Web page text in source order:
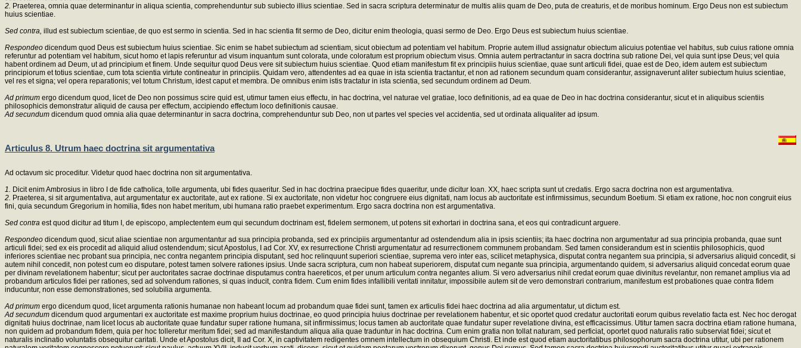
2. Praeterea, omnia quae determinantur in aliqua scientia, comprehenduntur sub subiecto illius scientiae. Sed in sacra scriptura determinatur de multis aliis quam de Deo, puta de creaturis, et de moribus hominum. Ergo Deus non est subiectum
huius scientiae.
Sed contra, illud est subiectum scientiae, de quo est sermo in scientia. Sed in hac scientia fit sermo de Deo, dicitur enim theologia, quasi sermo de Deo. Ergo Deus est subiectum huius scientiae.
Respondeo dicendum quod Deus est subiectum huius scientiae. Sic enim se habet subiectum ad scientiam, sicut obiectum ad potentiam vel habitum. Proprie autem illud assignatur obiectum alicuius potentiae vel habitus, sub cuius ratione omnia
referuntur ad potentiam vel habitum, sicut homo et lapis referuntur ad visum inquantum sunt colorata, unde coloratum est proprium obiectum visus. Omnia autem pertractantur in sacra doctrina sub ratione Dei, vel quia sunt ipse Deus; vel quia
habent ordinem ad Deum, ut ad principium et finem. Unde sequitur quod Deus vere sit subiectum huius scientiae. Quod etiam manifestum fit ex principiis huius scientiae, quae sunt articuli fidei, quae est de Deo, idem autem est subiectum
principiorum et totius scientiae, cum tota scientia virtute contineatur in principiis. Quidam vero, attendentes ad ea quae in ista scientia tractantur, et non ad rationem secundum quam considerantur, assignaverunt aliter subiectum huius scientiae,
vel res et signa; vel opera reparationis; vel totum Christum, idest caput et membra. De omnibus enim istis tractatur in ista scientia, sed secundum ordinem ad Deum.
Ad primum ergo dicendum quod, licet de Deo non possimus scire quid est, utimur tamen eius effectu, in hac doctrina, vel naturae vel gratiae, loco definitionis, ad ea quae de Deo in hac doctrina considerantur, sicut et in aliquibus scientiis
philosophicis demonstratur aliquid de causa per effectum, accipiendo effectum loco definitionis causae.
Ad secundum dicendum quod omnia alia quae determinantur in sacra doctrina, comprehenduntur sub Deo, non ut partes vel species vel accidentia, sed ut ordinata aliqualiter ad ipsum.
Articulus 8. Utrum haec doctrina sit argumentativa
Ad octavum sic proceditur. Videtur quod haec doctrina non sit argumentativa.
1. Dicit enim Ambrosius in libro I de fide catholica, tolle argumenta, ubi fides quaeritur. Sed in hac doctrina praecipue fides quaeritur, unde dicitur Ioan. XX, haec scripta sunt ut credatis. Ergo sacra doctrina non est argumentativa.
2. Praeterea, si sit argumentativa, aut argumentatur ex auctoritate, aut ex ratione. Si ex auctoritate, non videtur hoc congruere eius dignitati, nam locus ab auctoritate est infirmissimus, secundum Boetium. Si etiam ex ratione, hoc non congruit eius
fini, quia secundum Gregorium in homilia, fides non habet meritum, ubi humana ratio praebet experimentum. Ergo sacra doctrina non est argumentativa.
Sed contra est quod dicitur ad titum I, de episcopo, amplectentem eum qui secundum doctrinam est, fidelem sermonem, ut potens sit exhortari in doctrina sana, et eos qui contradicunt arguere.
Respondeo dicendum quod, sicut aliae scientiae non argumentantur ad sua principia probanda, sed ex principiis argumentantur ad ostendendum alia in ipsis scientiis; ita haec doctrina non argumentatur ad sua principia probanda, quae sunt
articuli fidei; sed ex eis procedit ad aliquid aliud ostendendum; sicut Apostolus, I ad Cor. XV, ex resurrectione Christi argumentatur ad resurrectionem communem probandam. Sed tamen considerandum est in scientiis philosophicis, quod
inferiores scientiae nec probant sua principia, nec contra negantem principia disputant, sed hoc relinquunt superiori scientiae, suprema vero inter eas, scilicet metaphysica, disputat contra negantem sua principia, si adversarius aliquid concedit, si
autem nihil concedit, non potest cum eo disputare, potest tamen solvere rationes ipsius. Unde sacra scriptura, cum non habeat superiorem, disputat cum negante sua principia, argumentando quidem, si adversarius aliquid concedat eorum quae
per divinam revelationem habentur; sicut per auctoritates sacrae doctrinae disputamus contra haereticos, et per unum articulum contra negantes alium. Si vero adversarius nihil credat eorum quae divinitus revelantur, non remanet amplius via ad
probandum articulos fidei per rationes, sed ad solvendum rationes, si quas inducit, contra fidem. Cum enim fides infallibili veritati innitatur, impossibile autem sit de vero demonstrari contrarium, manifestum est probationes quae contra fidem
inducuntur, non esse demonstrationes, sed solubilia argumenta.
Ad primum ergo dicendum quod, licet argumenta rationis humanae non habeant locum ad probandum quae fidei sunt, tamen ex articulis fidei haec doctrina ad alia argumentatur, ut dictum est.
Ad secundum dicendum quod argumentari ex auctoritate est maxime proprium huius doctrinae, eo quod principia huius doctrinae per revelationem habentur, et sic oportet quod credatur auctoritati eorum quibus revelatio facta est. Nec hoc derogat
dignitati huius doctrinae, nam licet locus ab auctoritate quae fundatur super ratione humana, sit infirmissimus; locus tamen ab auctoritate quae fundatur super revelatione divina, est efficacissimus. Utitur tamen sacra doctrina etiam ratione humana,
non quidem ad probandum fidem, quia per hoc tolleretur meritum fidei; sed ad manifestandum aliqua alia quae traduntur in hac doctrina. Cum enim gratia non tollat naturam, sed perficiat, oportet quod naturalis ratio subserviat fidei; sicut et
naturalis inclinatio voluntatis obsequitur caritati. Unde et Apostolus dicit, II ad Cor. X, in captivitatem redigentes omnem intellectum in obsequium Christi. Et inde est quod etiam auctoritatibus philosophorum sacra doctrina utitur, ubi per rationem